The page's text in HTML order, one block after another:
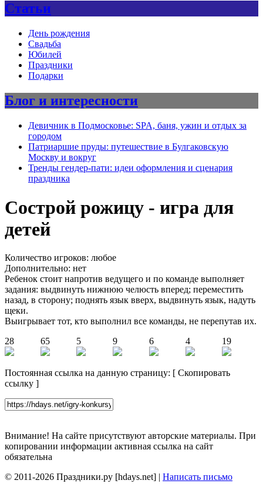
Статьи
День рождения
Свадьба
Юбилей
Праздники
Подарки
Блог и интересности
Девичник в Подмосковье: SPA, баня, ужин и отдых за
городом
Патриаршие пруды: путешествие в Булгаковскую
Москву и вокруг
Тренды гендер-пати: идеи оформления и сценария
праздника
Сострой рожицу - игра для
детей
Количество игроков: любое
Дополнительно: нет
Ребенок стоит напротив ведущего и по команде выполняет
задания: выдвинуть нижнюю челюсть вперед; переместить
назад, в сторону; поднять язык вверх, выдвинуть язык, надуть
щеки.
Выигрывает тот, кто выполнил все команды, не перепутав их.
28
65 5 9 6 4 19
Постоянная ссылка на данную страницу: [ Скопировать
ссылку ]
Внимание! На сайте присутствуют авторские материалы. При
копировании информации активная ссылка на сайт
обязательна
© 2011-2026 Праздники.ру [hdays.net] | Написать письмо